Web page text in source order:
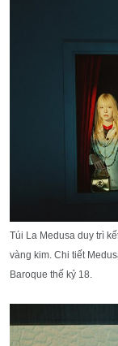
Túi La Medusa duy trì
vàng kim. Chi tiết
Baroque thế kỷ 18.